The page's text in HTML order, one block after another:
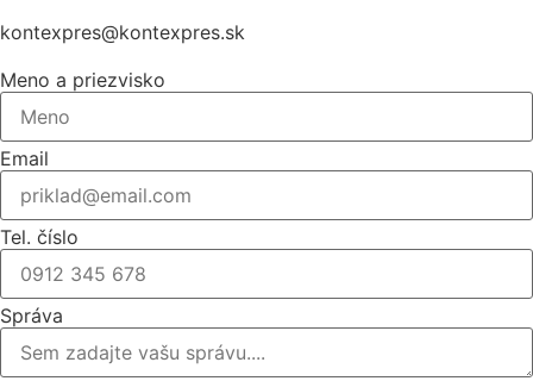
kontexpres@kontexpres.sk
Meno a priezvisko
Email
Tel. číslo
Správa